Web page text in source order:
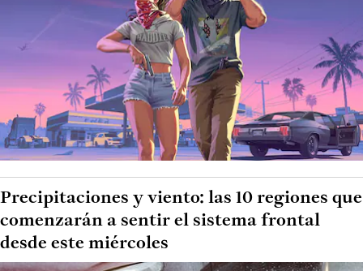
Precipitaciones y viento: las 10 regiones que
comenzarán a sentir el sistema frontal
desde este miércoles